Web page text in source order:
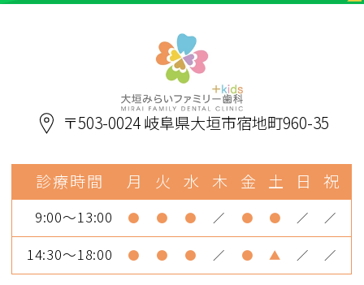
〒503-0024 岐阜県大垣市宿地町960-35
診療時間 月 火 水 木 金 土 日 祝
9:00～13:00 ● ● ● ／ ● ● ／ ／
14:30～18:00 ● ● ● ／ ● ▲ ／ ／